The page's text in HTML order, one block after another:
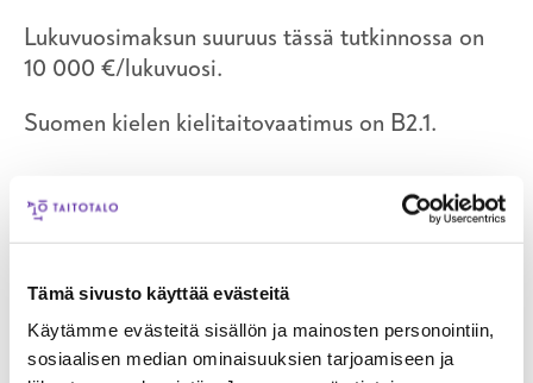
Tämä sivusto käyttää evästeitä
Käytämme evästeitä sisällön ja mainosten personointiin,
sosiaalisen median ominaisuuksien tarjoamiseen ja
Lukuvuosimaksun suuruus tässä tutkinnossa on
10 000 €/lukuvuosi.
Suomen kielen kielitaitovaatimus on B2.1.
Koulutusmuoto
Koulutus on mahdollista suorittaa joko
oppisopimuskoulutuksena tai omaehtoisena
koulutuksena.
Oppisopimuson työelämälähtöinen